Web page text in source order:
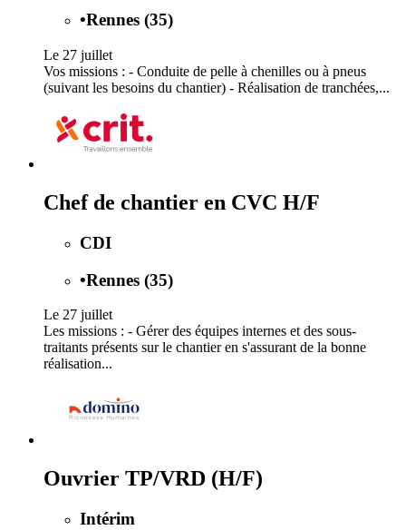
•Rennes (35)
Le 27 juillet
Vos missions : - Conduite de pelle à chenilles ou à pneus
(suivant les besoins du chantier) - Réalisation de tranchées,...
Chef de chantier en CVC H/F
CDI
•Rennes (35)
Le 27 juillet
Les missions : - Gérer des équipes internes et des sous-
traitants présents sur le chantier en s'assurant de la bonne
réalisation...
Ouvrier TP/VRD (H/F)
Intérim